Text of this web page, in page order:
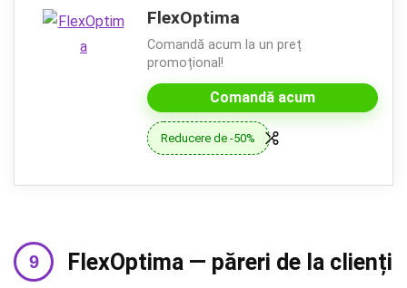
FlexOptima
Comandă acum la un preț
promoțional!
Comandă acum
Reducere de -50%
FlexOptima — păreri de la clienți